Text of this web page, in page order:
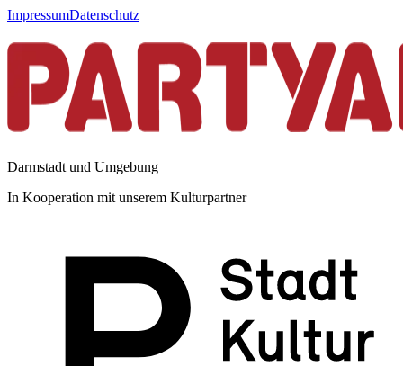
ImpressumDatenschutz
Darmstadt und Umgebung
In Kooperation mit unserem Kulturpartner